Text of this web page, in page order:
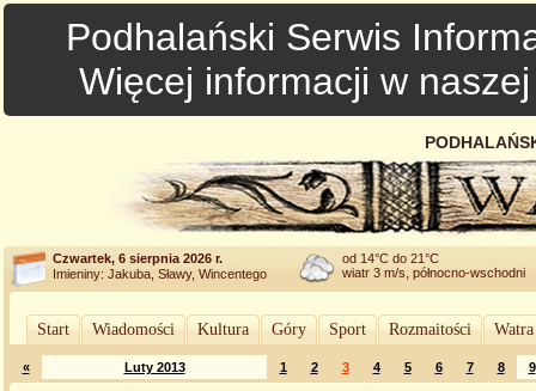
Podhalański Serwis
Więcej informacji w
Czwartek, 6 sierpnia 2026 r.
Imieniny: Jakuba, Sławy, Wincentego
od 14°C do 21°C
wiatr 3 m/s, północno-wschodni
Start Wiadomości Kultura Góry Sport Rozmaitości
« Luty 2013 1 2 3 4 5 6 7 8 9